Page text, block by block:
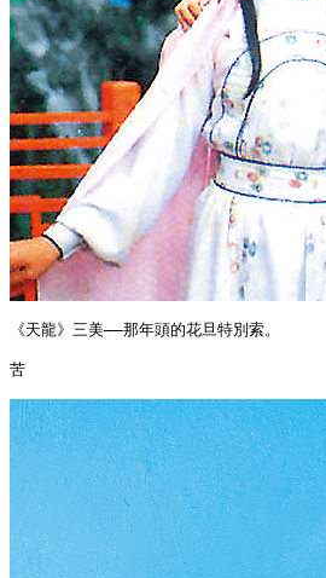
《天龍》三美——那年頭的花旦特別索。
苦